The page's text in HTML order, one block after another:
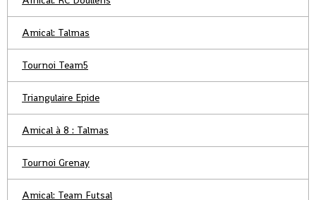
Amical: Talmas
Tournoi Team5
Triangulaire Epide
Amical à 8 : Talmas
Tournoi Grenay
Amical: Team Futsal